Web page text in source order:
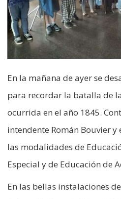
En la mañana de ayer se
para recordar la batalla de
ocurrida en el año 1845.
intendente Román Bouvier
las modalidades de
Especial y de Educación de
En las bellas instalaciones